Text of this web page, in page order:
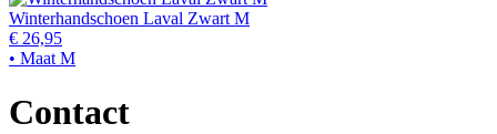
Winterhandschoen Laval Zwart M
€ 26,95
• Maat M
Contact